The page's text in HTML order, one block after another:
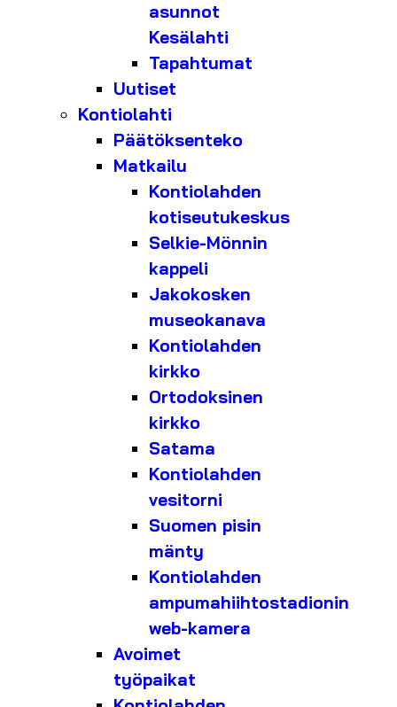
asunnot
Kesälahti
Tapahtumat
Uutiset
Kontiolahti
Päätöksenteko
Matkailu
Kontiolahden
kotiseutukeskus
Selkie-Mönnin
kappeli
Jakokosken
museokanava
Kontiolahden
kirkko
Ortodoksinen
kirkko
Satama
Kontiolahden
vesitorni
Suomen pisin
mänty
Kontiolahden
ampumahiihtostadionin
web-kamera
Avoimet
työpaikat